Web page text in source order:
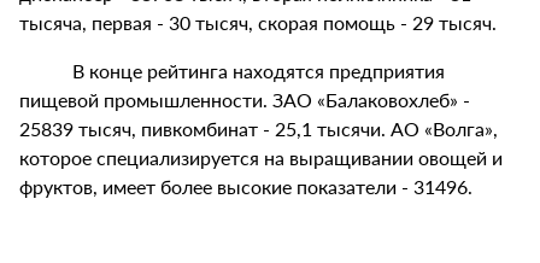
тысяча, первая - 30 тысяч, скорая помощь - 29 тысяч.
В конце рейтинга находятся предприятия
пищевой промышленности. ЗАО «Балаковохлеб» -
25839 тысяч, пивкомбинат - 25,1 тысячи. АО «Волга»,
которое специализируется на выращивании овощей и
фруктов, имеет более высокие показатели - 31496.